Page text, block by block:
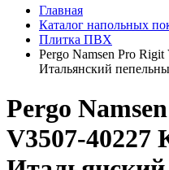
Главная
Каталог напольных
Плитка ПВХ
Pergo Namsen Pro
Итальянский
Pergo
V3507-40227